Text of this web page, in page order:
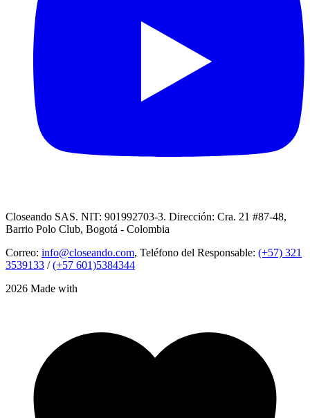
Closeando SAS. NIT: 901992703-3. Dirección: Cra. 21 #87-48,
Barrio Polo Club, Bogotá - Colombia
Correo: info@closeando.com, Teléfono del Responsable: (+57) 321
3539133 /(+57 601)5384344
2026 Made with